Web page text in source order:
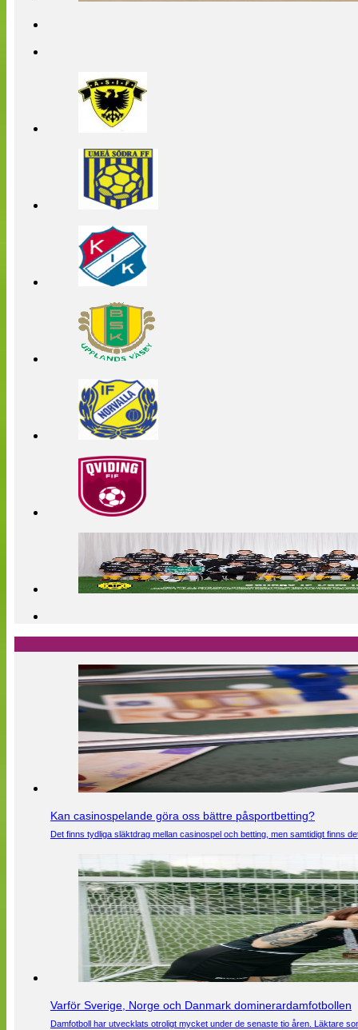
Kan casinospelande göra oss bättre påsportbetting?
Det finns tydliga släktdrag mellan casinospel och betting, men samtidigt finns
Varför Sverige, Norge och Danmark dominerardamfotbollen
Damfotboll har utvecklats otroligt mycket under de senaste tio åren. Läktare